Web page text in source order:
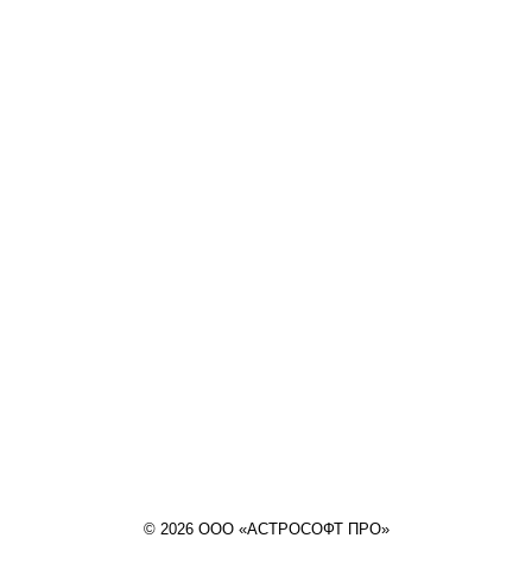
© 2026 ООО «АСТРОСОФТ ПРО»